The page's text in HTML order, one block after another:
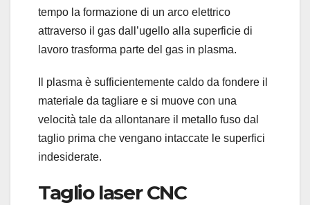
tempo la formazione di un arco elettrico
attraverso il gas dall’ugello alla superficie di
lavoro trasforma parte del gas in plasma.
Il plasma è sufficientemente caldo da fondere il
materiale da tagliare e si muove con una
velocità tale da allontanare il metallo fuso dal
taglio prima che vengano intaccate le superfici
indesiderate.
Taglio laser CNC